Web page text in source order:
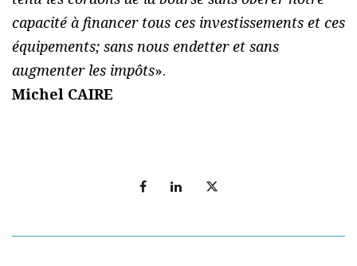
capacité à financer tous ces investissements et ces
équipements; sans nous endetter et sans
augmenter les impôts».
Michel CAIRE